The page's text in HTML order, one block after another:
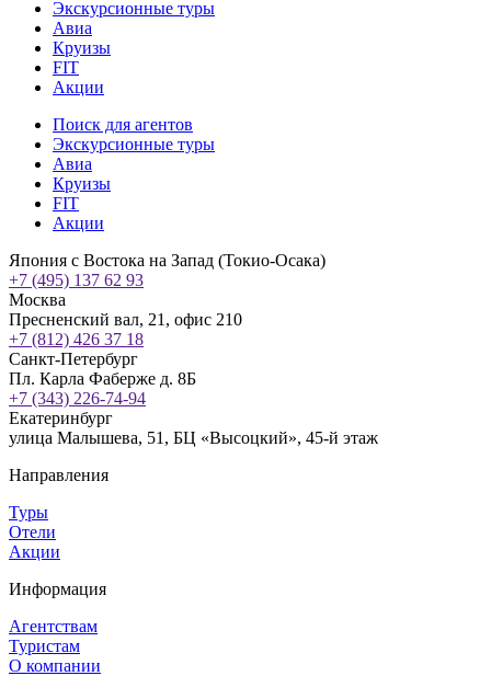
Экскурсионные туры
Авиа
Круизы
FIT
Акции
Поиск для агентов
Экскурсионные туры
Авиа
Круизы
FIT
Акции
Япония с Востока на Запад (Токио-Осака)
+7 (495) 137 62 93
Москва
Пресненский вал, 21, офис 210
+7 (812) 426 37 18
Санкт-Петербург
Пл. Карла Фаберже д. 8Б
+7 (343) 226-74-94
Екатеринбург
улица Малышева, 51, БЦ «Высоцкий», 45-й этаж
Направления
Туры
Отели
Акции
Информация
Агентствам
Туристам
О компании